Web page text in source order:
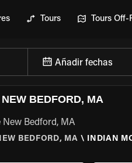
Tours Tours Off-
Añadir fechas
BEDFORD, MA
Bedford, MA
BEDFORD, MA \ INDIAN